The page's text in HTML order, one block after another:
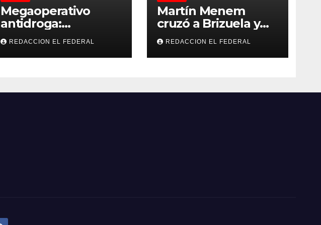
Megaoperativo
antidroga:
secuestran 190 kilos
de marihuana que
tenían como
REDACCION EL FEDERAL
Martín Menem
cruzó a Brizuela y
Doria por los
incendios en
Guanchín: “Miente
REDACCION EL FEDERAL